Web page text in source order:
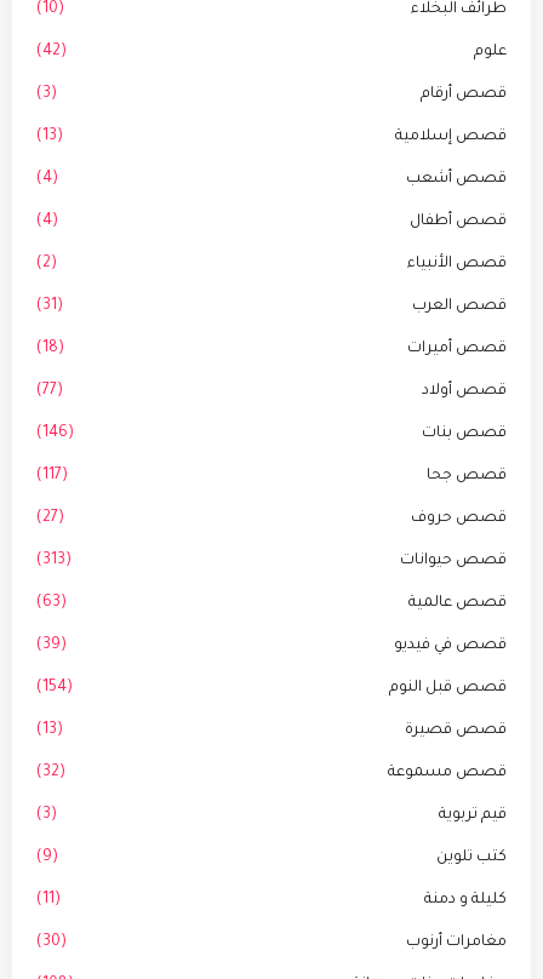
طرائف البخلاء (10)
علوم (42)
قصص أرقام (3)
قصص إسلامية (13)
قصص أشعب (4)
قصص أطفال (4)
قصص الأنبياء (2)
قصص العرب (31)
قصص أميرات (18)
قصص أولاد (77)
قصص بنات (146)
قصص جحا (117)
قصص حروف (27)
قصص حيوانات (313)
قصص عالمية (63)
قصص في فيديو (39)
قصص قبل النوم (154)
قصص قصيرة (13)
قصص مسموعة (32)
قيم تربوية (3)
كتب تلوين (9)
كليلة و دمنة (11)
مغامرات أرنوب (30)